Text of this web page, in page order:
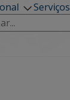
Serviços